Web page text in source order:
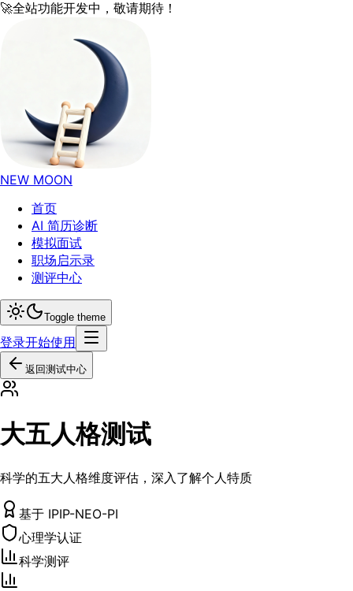
🚀全站功能开发中，敬请期待！
NEW MOON
首页
AI 简历诊断
模拟面试
职场启示录
测评中心
Toggle theme
登录开始使用
返回测试中心
大五人格测试
科学的五大人格维度评估，深入了解个人特质
基于 IPIP-NEO-PI
心理学认证
科学测评